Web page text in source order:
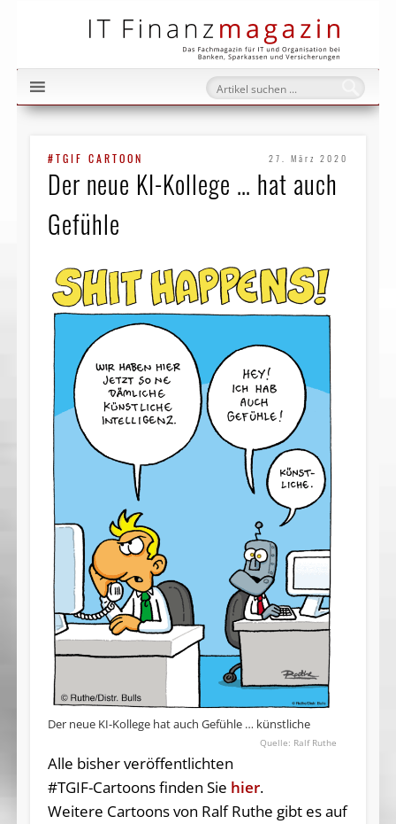
#TGIF CARTOON 27. März 2020
Der neue KI-Kollege … hat auch
Gefühle
Der neue KI-Kollege hat auch Gefühle … künstliche
Ralf Ruthe
Alle bisher veröffentlichten
#TGIF-Cartoons finden Sie hier.
Weitere Cartoons von Ralf Ruthe gibt es auf